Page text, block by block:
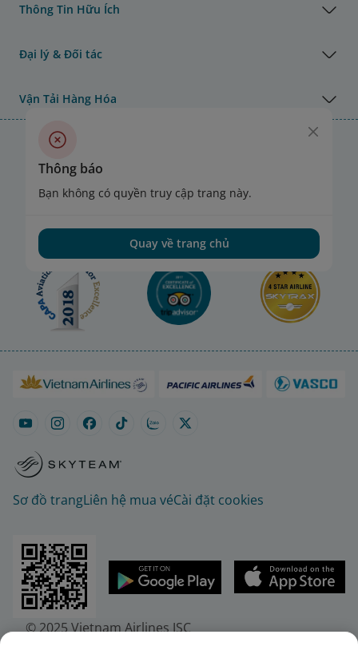
Thông Tin Hữu Ích
Đại lý & Đối tác
Vận Tải Hàng Hóa
Giải thưởng của Vietnam Airlines
Sơ đồ trangLiên hệ mua véCài đặt cookies
© 2025 Vietnam Airlines JSC
Thông báo
Bạn không có quyền truy cập trang này.
Quay về trang chủ